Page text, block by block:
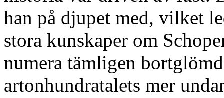
han på djupet med, vilket
stora kunskaper om
numera tämligen
artonhundratalets mer